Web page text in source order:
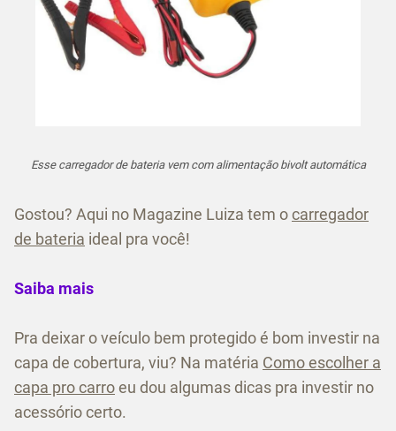
Esse carregador de bateria vem com alimentação bivolt automática
Gostou? Aqui no Magazine Luiza tem ocarregador
de bateria ideal pra você!
Saiba mais
Pra deixar o veículo bem protegido é bom investir na
capa de cobertura, viu? Na matéria Como escolher a
capa pro carroeu dou algumas dicas pra investir no
acessório certo.